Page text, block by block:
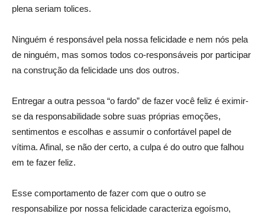
plena seriam tolices.
Ninguém é responsável pela nossa felicidade e nem nós pela
de ninguém, mas somos todos co-responsáveis por participar
na construção da felicidade uns dos outros.
Entregar a outra pessoa “o fardo” de fazer você feliz é eximir-
se da responsabilidade sobre suas próprias emoções,
sentimentos e escolhas e assumir o confortável papel de
vítima. Afinal, se não der certo, a culpa é do outro que falhou
em te fazer feliz.
Esse comportamento de fazer com que o outro se
responsabilize por nossa felicidade caracteriza egoísmo,